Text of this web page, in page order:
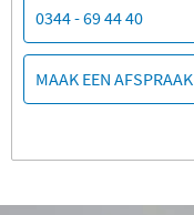
0344 - 69 44 40
MAAK EEN AFSPRAAK